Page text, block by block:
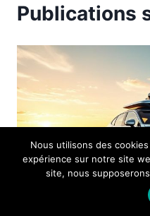
Publications
Nous utilisons des
expérience sur notre site
site, nous